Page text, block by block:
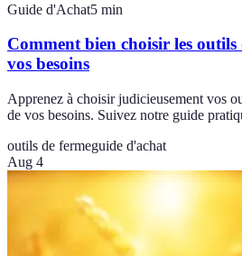
Guide d'Achat5 min
Comment bien choisir les outils
vos besoins
Apprenez à choisir judicieusement vos
de vos besoins. Suivez notre guide
outils de fermeguide d'achat
Aug 4